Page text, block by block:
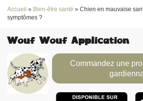
Accueil » Bien-être santé » Chien en mauvaise
symptômes ?
Wouf Wouf Application
Commandez une